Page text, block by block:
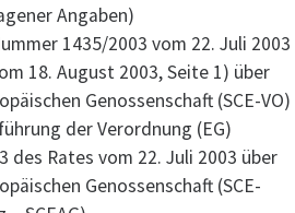
Angaben)
1435/2003 vom 22. Juli 2003
18. August 2003, Seite 1) über
Genossenschaft (SCE-VO)
der Verordnung (EG)
des Rates vom 22. Juli 2003 über
Genossenschaft (SCE-